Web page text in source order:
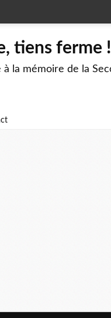
tiens ferme !
à la mémoire de la